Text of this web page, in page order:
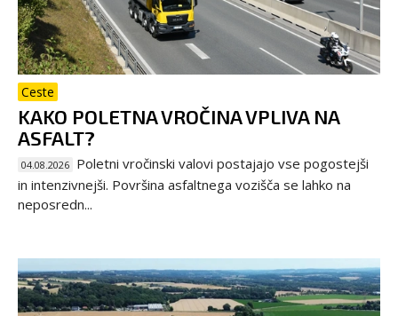
Ceste
KAKO POLETNA VROČINA VPLIVA NA
ASFALT?
04.08.2026 Poletni vročinski valovi postajajo vse pogostejši
in intenzivnejši. Površina asfaltnega vozišča se lahko na
neposredn...